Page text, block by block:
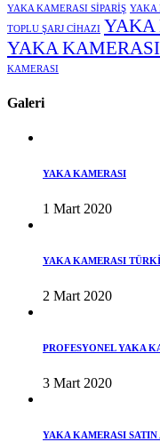
YAKA KAMERASI SİPARİŞ YAKA
TOPLU ŞARJ CİHAZI YAKA
YAKA
KAMERASI
Galeri
YAKA KAMERASI
1 Mart 2020
YAKA KAMERASI
2 Mart 2020
PROFESYONEL YAKA
3 Mart 2020
YAKA KAMERASI SATIN